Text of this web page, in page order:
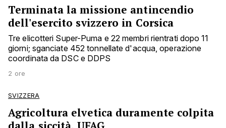
Terminata la missione antincendio
dell'esercito svizzero in Corsica
Tre elicotteri Super-Puma e 22 membri rientrati dopo 11
giorni; sganciate 452 tonnellate d'acqua, operazione
coordinata da DSC e DDPS
2 ore
SVIZZERA
Agricoltura elvetica duramente colpita